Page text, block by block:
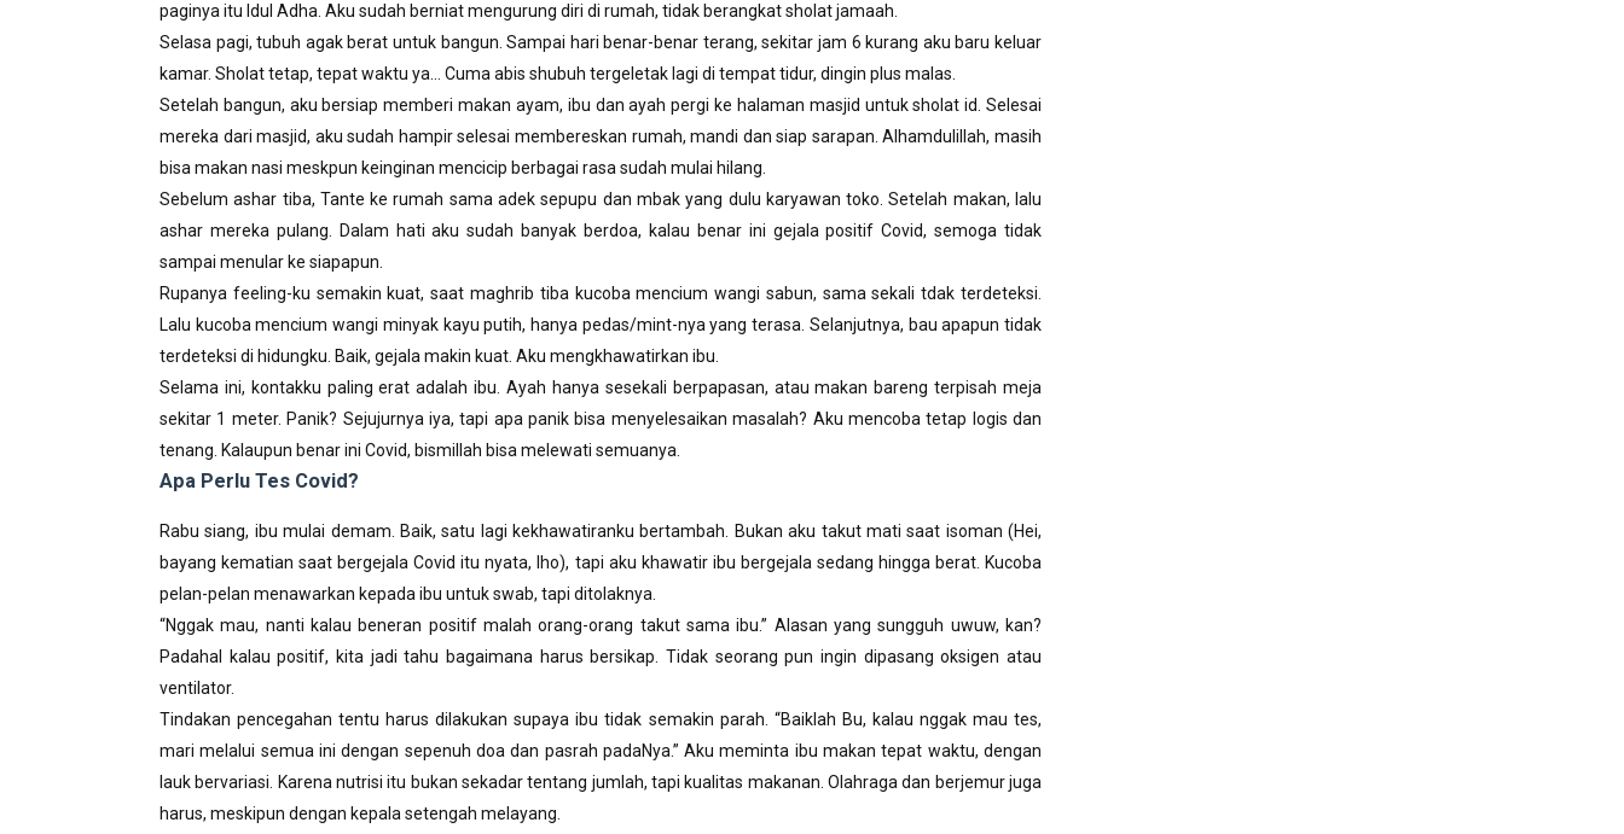
paginya itu Idul Adha. Aku sudah berniat mengurung diri di rumah, tidak berangkat sholat jamaah.
Selasa pagi, tubuh agak berat untuk bangun. Sampai hari benar-benar terang, sekitar jam 6 kurang aku baru keluar
kamar. Sholat tetap, tepat waktu ya… Cuma abis shubuh tergeletak lagi di tempat tidur, dingin plus malas.
Setelah bangun, aku bersiap memberi makan ayam, ibu dan ayah pergi ke halaman masjid untuk sholat id. Selesai
mereka dari masjid, aku sudah hampir selesai membereskan rumah, mandi dan siap sarapan. Alhamdulillah, masih
bisa makan nasi meskpun keinginan mencicip berbagai rasa sudah mulai hilang.
Sebelum ashar tiba, Tante ke rumah sama adek sepupu dan mbak yang dulu karyawan toko. Setelah makan, lalu
ashar mereka pulang. Dalam hati aku sudah banyak berdoa, kalau benar ini gejala positif Covid, semoga tidak
sampai menular ke siapapun.
Rupanya feeling-ku semakin kuat, saat maghrib tiba kucoba mencium wangi sabun, sama sekali tdak terdeteksi.
Lalu kucoba mencium wangi minyak kayu putih, hanya pedas/mint-nya yang terasa. Selanjutnya, bau apapun tidak
terdeteksi di hidungku. Baik, gejala makin kuat. Aku mengkhawatirkan ibu.
Selama ini, kontakku paling erat adalah ibu. Ayah hanya sesekali berpapasan, atau makan bareng terpisah meja
sekitar 1 meter. Panik? Sejujurnya iya, tapi apa panik bisa menyelesaikan masalah? Aku mencoba tetap logis dan
tenang. Kalaupun benar ini Covid, bismillah bisa melewati semuanya.
Apa Perlu Tes Covid?
Rabu siang, ibu mulai demam. Baik, satu lagi kekhawatiranku bertambah. Bukan aku takut mati saat isoman (Hei,
bayang kematian saat bergejala Covid itu nyata, lho), tapi aku khawatir ibu bergejala sedang hingga berat. Kucoba
pelan-pelan menawarkan kepada ibu untuk swab, tapi ditolaknya.
“Nggak mau, nanti kalau beneran positif malah orang-orang takut sama ibu.” Alasan yang sungguh uwuw, kan?
Padahal kalau positif, kita jadi tahu bagaimana harus bersikap. Tidak seorang pun ingin dipasang oksigen atau
ventilator.
Tindakan pencegahan tentu harus dilakukan supaya ibu tidak semakin parah. “Baiklah Bu, kalau nggak mau tes,
mari melalui semua ini dengan sepenuh doa dan pasrah padaNya.” Aku meminta ibu makan tepat waktu, dengan
lauk bervariasi. Karena nutrisi itu bukan sekadar tentang jumlah, tapi kualitas makanan. Olahraga dan berjemur juga
harus, meskipun dengan kepala setengah melayang.